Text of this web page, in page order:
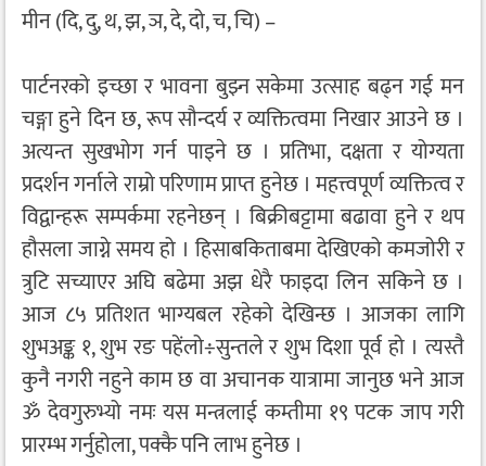
मीन (दि, दु, थ, झ, ञ, दे, दो, च, चि) –
पार्टनरको इच्छा र भावना बुझ्न सकेमा उत्साह बढ्न गई मन
चङ्गा हुने दिन छ, रूप सौन्दर्य र व्यक्तित्वमा निखार आउने छ ।
अत्यन्त सुखभोग गर्न पाइने छ । प्रतिभा, दक्षता र योग्यता
प्रदर्शन गर्नाले राम्रो परिणाम प्राप्त हुनेछ । महत्त्वपूर्ण व्यक्तित्व र
विद्वान्हरू सम्पर्कमा रहनेछन् । बिक्रीबट्टामा बढावा हुने र थप
हौसला जाग्ने समय हो । हिसाबकिताबमा देखिएको कमजोरी र
त्रुटि सच्याएर अघि बढेमा अझ धेरै फाइदा लिन सकिने छ ।
आज ८५ प्रतिशत भाग्यबल रहेको देखिन्छ । आजका लागि
शुभअङ्क १, शुभ रङ पहेंलो÷सुन्तले र शुभ दिशा पूर्व हो । त्यस्तै
कुनै नगरी नहुने काम छ वा अचानक यात्रामा जानुछ भने आज
ॐ देवगुरुभ्यो नमः यस मन्त्रलाई कम्तीमा १९ पटक जाप गरी
प्रारम्भ गर्नुहोला, पक्कै पनि लाभ हुनेछ ।